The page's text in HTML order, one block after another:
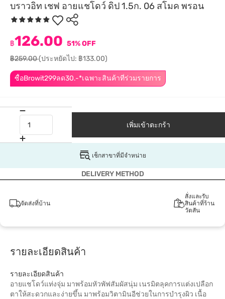
บราวอิท เชฟ อายแชโดว์ ดิป 1.5ก. 06 สโมค พรอน
ซื้อBrowit299ลด30.-*เฉพาะสินค้าที่ร่วมรายการ
฿126.00 51% OFF
฿259.00(ประหยัดไป: ฿133.00)
เพิ่มเข้าตะกร้า
เช็กสาขาที่มีจำหน่าย
DELIVERY METHOD
จัดส่งที่บ้าน
สั่งและรับ
สินค้าที่ร้าน
วัตสัน
รายละเอียดสินค้า
รายละเอียดสินค้า
อายแชโดว์แท่งจุ่ม มาพร้อมหัวพัฟสัมผัสนุ่ม เนรมิตลุคการแต่งเปลือก
ตาให้สะดวกและง่ายขึ้น มาพร้อมวิตามินอีช่วยในการบำรุงผิว เนื้อ